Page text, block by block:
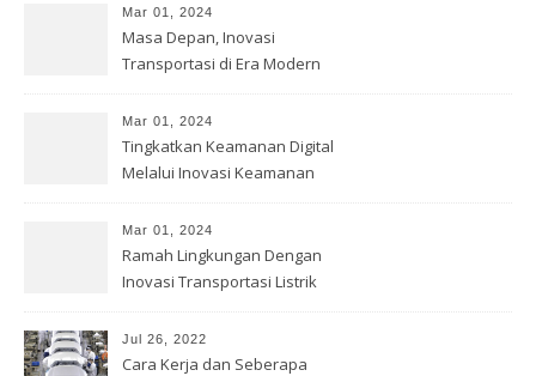
Mar 01, 2024
Masa Depan, Inovasi
Transportasi di Era Modern
Mar 01, 2024
Tingkatkan Keamanan Digital
Melalui Inovasi Keamanan
Mar 01, 2024
Ramah Lingkungan Dengan
Inovasi Transportasi Listrik
Jul 26, 2022
Cara Kerja dan Seberapa